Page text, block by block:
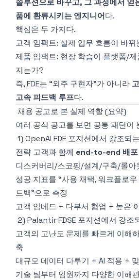
솔루션으로 바꾸고, 그 과정에서 얻
품에 환류시키는 엔지니어다.
핵심은 두 가지다.
고객 임팩트: 실제 업무 흐름이 바뀌
제품 임팩트: 현장 학습이 플랫폼/
지는가?
즉, FDE는 “외주 구현자”가 아니라
고속 피드백 루프다.
채용 공고로 본 실제 역할 (요약)
여러 공식 공고를 보면 공통 패턴이
1) OpenAI FDE 포지션에서 강조되
전략 고객과 함께 end-to-end 배포
디스커버리/스코핑/설계/구축/롤아
성공 지표를 “사용 채택, 워크플로
드백”으로 측정
고객 임베드 + 다부서 협업 + 높은
2) Palantir FDSE 포지션에서 강조
고객의 고난도 문제를 빠르게 이해
축
대규모 데이터 다루기 + AI 적용 +
기술 팀부터 임원까지 다양한 이해